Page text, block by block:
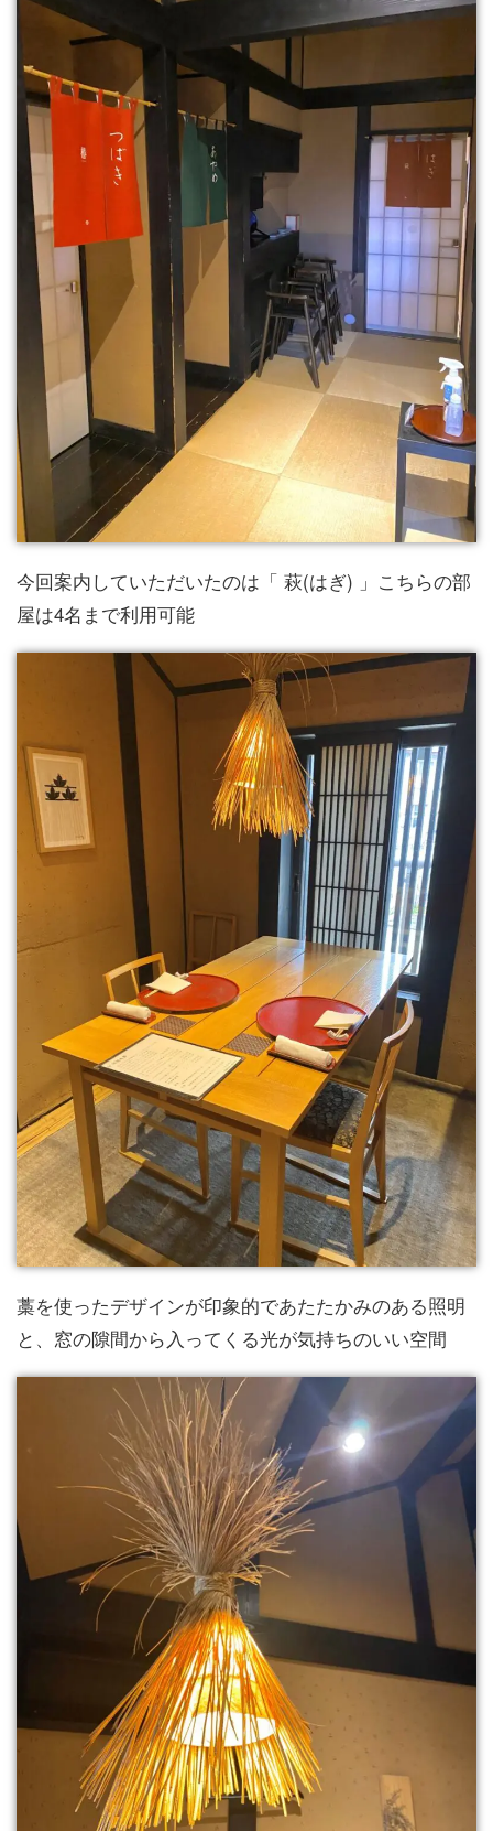
今回案内していただいたのは「 萩(はぎ) 」こちらの部
屋は4名まで利用可能
藁を使ったデザインが印象的であたたかみのある照明
と、窓の隙間から入ってくる光が気持ちのいい空間